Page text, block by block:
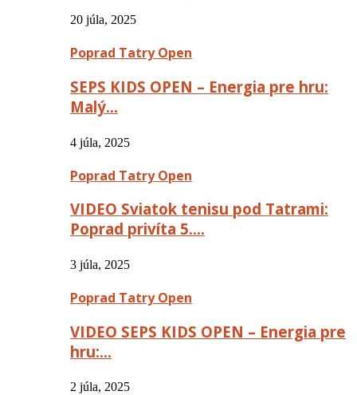
20 júla, 2025
Poprad Tatry Open
SEPS KIDS OPEN – Energia pre hru:
Malý…
4 júla, 2025
Poprad Tatry Open
VIDEO Sviatok tenisu pod Tatrami:
Poprad privíta 5….
3 júla, 2025
Poprad Tatry Open
VIDEO SEPS KIDS OPEN – Energia pre
hru:…
2 júla, 2025